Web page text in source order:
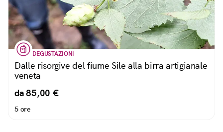
DEGUSTAZIONI
Dalle risorgive del fiume Sile alla birra artigianale
veneta
da 85,00 €
5 ore